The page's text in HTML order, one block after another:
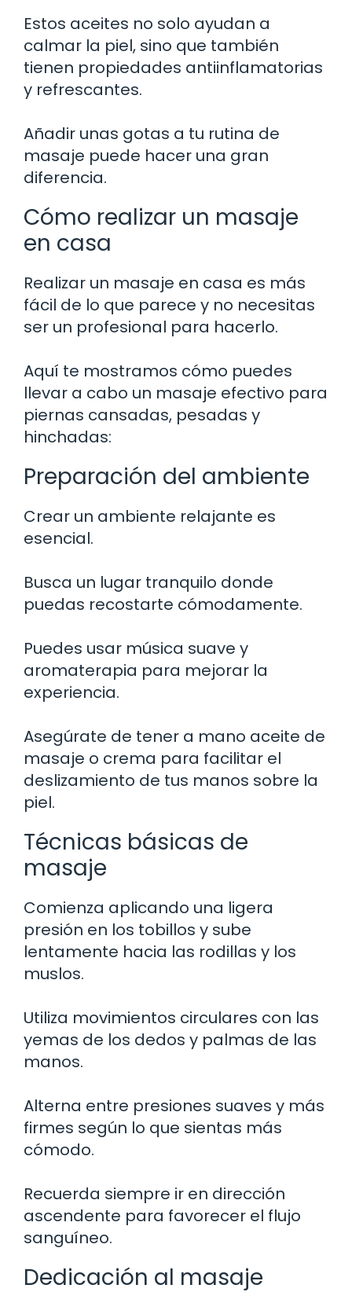
Estos aceites no solo ayudan a
calmar la piel, sino que también
tienen propiedades antiinflamatorias
y refrescantes.
Añadir unas gotas a tu rutina de
masaje puede hacer una gran
diferencia.
Cómo realizar un masaje
en casa
Realizar un masaje en casa es más
fácil de lo que parece y no necesitas
ser un profesional para hacerlo.
Aquí te mostramos cómo puedes
llevar a cabo un masaje efectivo para
piernas cansadas, pesadas y
hinchadas:
Preparación del ambiente
Crear un ambiente relajante es
esencial.
Busca un lugar tranquilo donde
puedas recostarte cómodamente.
Puedes usar música suave y
aromaterapia para mejorar la
experiencia.
Asegúrate de tener a mano aceite de
masaje o crema para facilitar el
deslizamiento de tus manos sobre la
piel.
Técnicas básicas de
masaje
Comienza aplicando una ligera
presión en los tobillos y sube
lentamente hacia las rodillas y los
muslos.
Utiliza movimientos circulares con las
yemas de los dedos y palmas de las
manos.
Alterna entre presiones suaves y más
firmes según lo que sientas más
cómodo.
Recuerda siempre ir en dirección
ascendente para favorecer el flujo
sanguíneo.
Dedicación al masaje